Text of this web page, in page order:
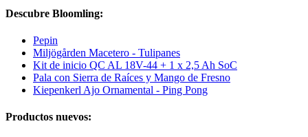
Descubre Bloomling:
Pepin
Miljögården Macetero - Tulipanes
Kit de inicio QC AL 18V-44 + 1 x 2,5 Ah SoC
Pala con Sierra de Raíces y Mango de Fresno
Kiepenkerl Ajo Ornamental - Ping Pong
Productos nuevos: